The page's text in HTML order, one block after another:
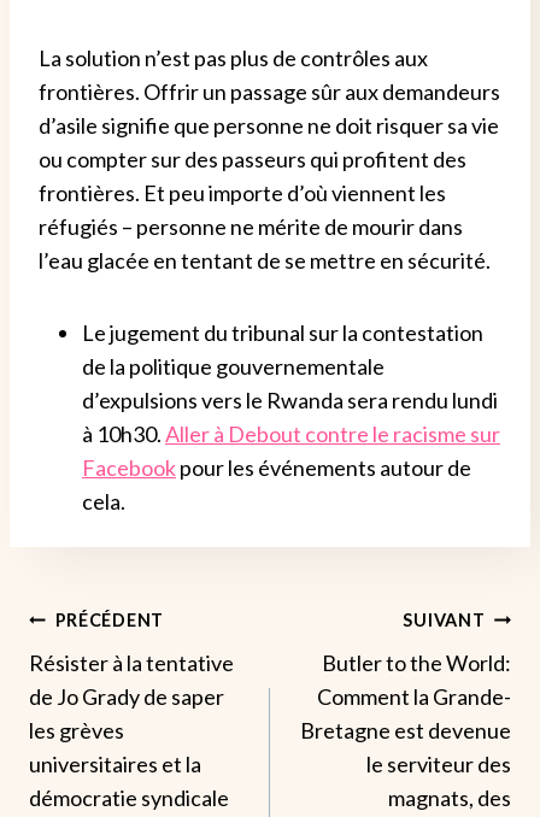
La solution n’est pas plus de contrôles aux
frontières. Offrir un passage sûr aux demandeurs
d’asile signifie que personne ne doit risquer sa vie
ou compter sur des passeurs qui profitent des
frontières. Et peu importe d’où viennent les
réfugiés – personne ne mérite de mourir dans
l’eau glacée en tentant de se mettre en sécurité.
Le jugement du tribunal sur la contestation
de la politique gouvernementale
d’expulsions vers le Rwanda sera rendu lundi
à 10h30.Aller à Debout contre le racisme sur
Facebookpour les événements autour de
cela.
Navigation
De
L’article
PRÉCÉDENT
Résister à la tentative
de Jo Grady de saper
les grèves
universitaires et la
démocratie syndicale
SUIVANT
Butler to the World:
Comment la Grande-
Bretagne est devenue
le serviteur des
magnats, des